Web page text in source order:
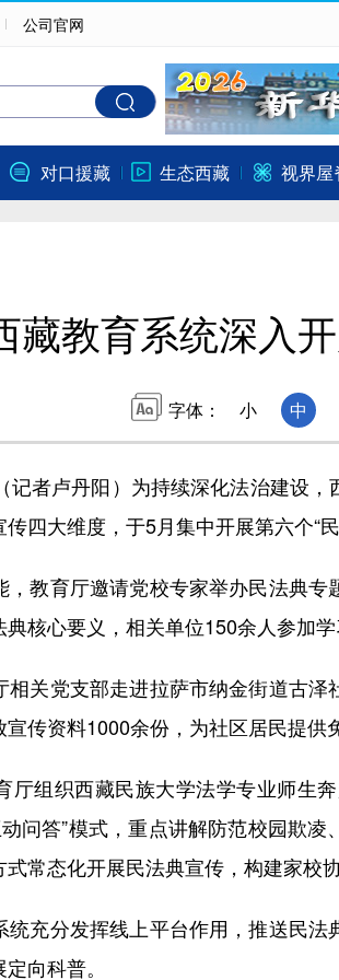
公司官网
对口援藏 生态西藏 视界屋
藏教育系统深入
字体： 小 中
者卢丹阳）为持续深化法治建设，
四大维度，于5月集中开展第六个“民
育厅邀请党校专家举办民法典专
核心要义，相关单位150余人参加学
党支部走进拉萨市纳金街道古泽
传资料1000余份，为社区居民提供
组织西藏民族大学法学专业师生
问答”模式，重点讲解防范校园欺
常态化开展民法典宣传，构建家校
分发挥线上平台作用，推送民法
向科普。